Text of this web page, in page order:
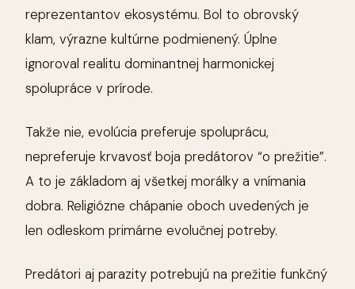
reprezentantov ekosystému. Bol to obrovský
klam, výrazne kultúrne podmienený. Úplne
ignoroval realitu dominantnej harmonickej
spolupráce v prírode.
Takže nie, evolúcia preferuje spoluprácu,
nepreferuje krvavosť boja predátorov “o prežitie”.
A to je základom aj všetkej morálky a vnímania
dobra. Religiózne chápanie oboch uvedených je
len odleskom primárne evolučnej potreby.
Predátori aj parazity potrebujú na prežitie funkčný